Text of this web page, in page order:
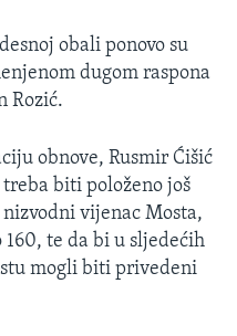
obali ponovo su
dugom raspona
Rozić.
obnove, Rusmir Ćišić
biti položeno još
vijenac Mosta,
te da bi u sljedećih
mogli biti privedeni